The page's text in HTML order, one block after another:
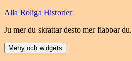
Hoppa
innehåll
Alla Roliga Historier
Ju mer du skrattar desto mer flabbar du.
Meny och widgets